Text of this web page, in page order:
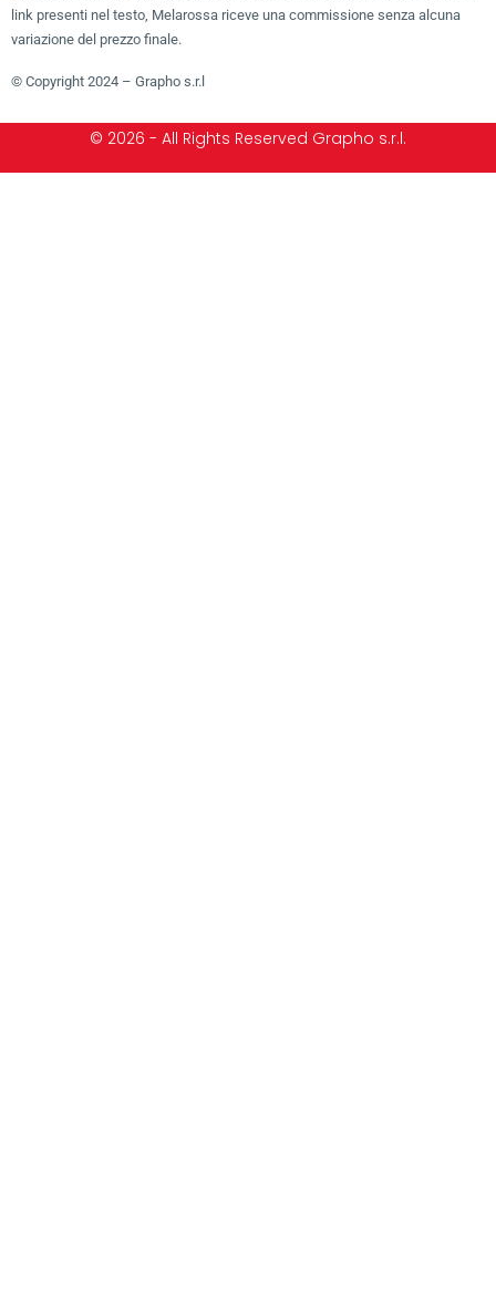
link presenti nel testo, Melarossa riceve una commissione senza alcuna
variazione del prezzo finale.
© Copyright 2024 – Grapho s.r.l
© 2026 - All Rights Reserved Grapho s.r.l.